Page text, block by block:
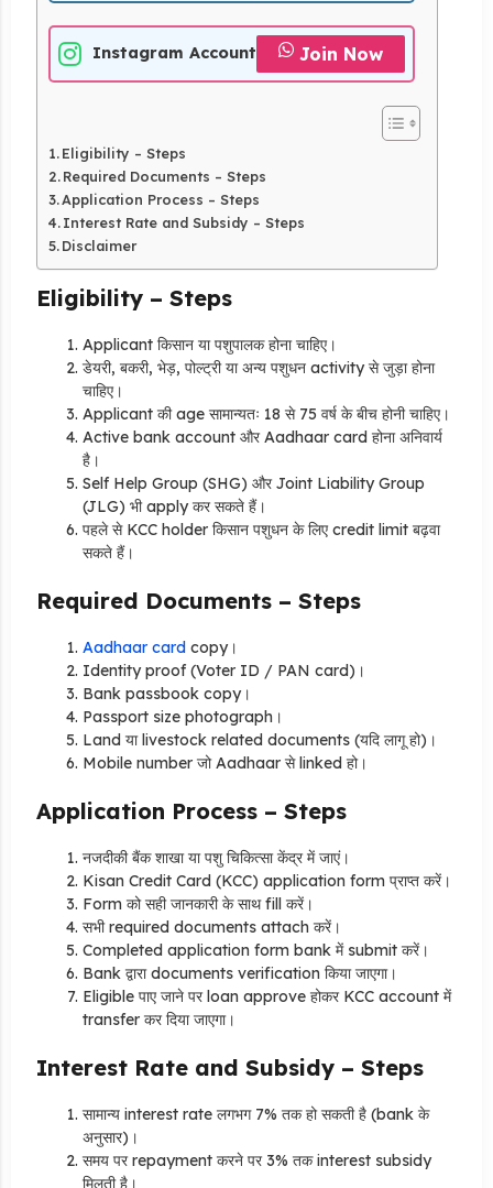
Instagram Account Join Now
Eligibility – Steps
Required Documents – Steps
Application Process – Steps
Interest Rate and Subsidy – Steps
Disclaimer
Eligibility – Steps
Applicant किसान या पशुपालक होना चाहिए।
डेयरी, बकरी, भेड़, पोल्ट्री या अन्य पशुधन activity से जुड़ा होना
चाहिए।
Applicant की age सामान्यतः 18 से 75 वर्ष के बीच होनी चाहिए।
Active bank account और Aadhaar card होना अनिवार्य
है।
Self Help Group (SHG) और Joint Liability Group
(JLG) भी apply कर सकते हैं।
पहले से KCC holder किसान पशुधन के लिए credit limit बढ़वा
सकते हैं।
Required Documents – Steps
Aadhaar cardcopy।
Identity proof (Voter ID / PAN card)।
Bank passbook copy।
Passport size photograph।
Land या livestock related documents (यदि लागू हो)।
Mobile number जो Aadhaar से linked हो।
Application Process – Steps
नजदीकी बैंक शाखा या पशु चिकित्सा केंद्र में जाएं।
Kisan Credit Card (KCC) application form प्राप्त करें।
Form को सही जानकारी के साथ fill करें।
सभी required documents attach करें।
Completed application form bank में submit करें।
Bank द्वारा documents verification किया जाएगा।
Eligible पाए जाने पर loan approve होकर KCC account में
transfer कर दिया जाएगा।
Interest Rate and Subsidy – Steps
सामान्य interest rate लगभग 7% तक हो सकती है (bank के
अनुसार)।
समय पर repayment करने पर 3% तक interest subsidy
मिलती है।